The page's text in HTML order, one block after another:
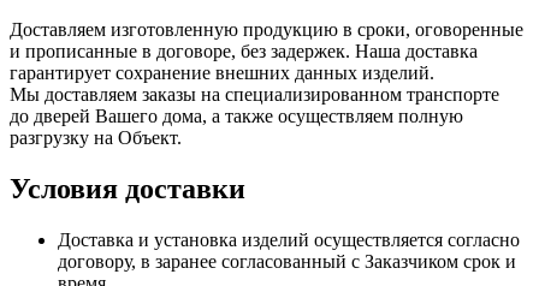
Доставляем изготовленную продукцию в сроки, оговоренные
и прописанные в договоре, без задержек. Наша доставка
гарантирует сохранение внешних данных изделий.
Мы доставляем заказы на специализированном транспорте
до дверей Вашего дома, а также осуществляем полную
разгрузку на Объект.
Условия доставки
Доставка и установка изделий осуществляется согласно
договору, в заранее согласованный с Заказчиком срок и